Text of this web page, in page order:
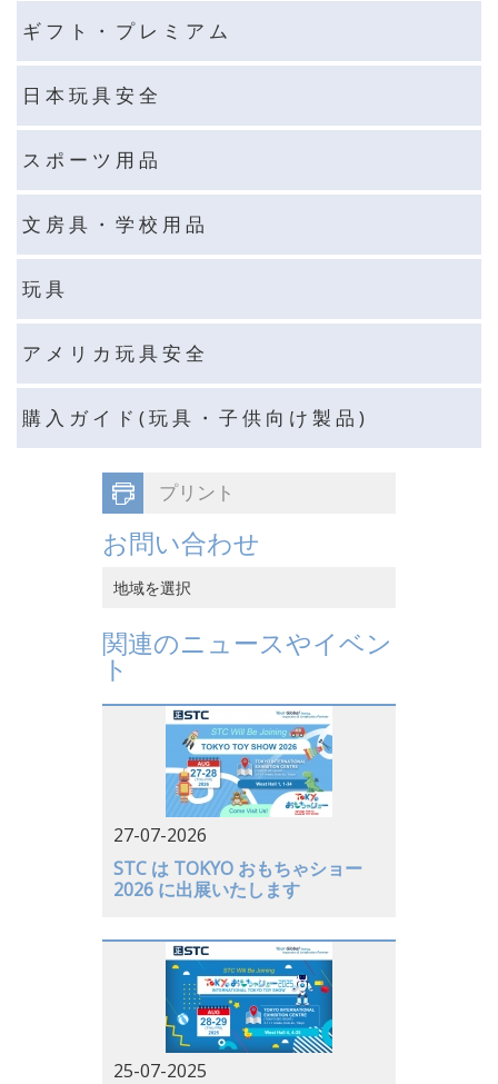
ギ フ ト ・ プ レ ミ ア ム
日 本 玩 具 安 全
ス ポ ー ツ 用 品
文 房 具 ・ 学 校 用 品
玩 具
ア メ リ カ 玩 具 安 全
購 入 ガ イ ド ( 玩 具 ・ 子 供 向 け 製 品 )
プリント
お問い合わせ
地域を選択
中国香港
中国本土
ベトナム
ドイツ
関連のニュースやイベン
ト
27-07-2026
STC は TOKYO おもちゃショー
2026 に出展いたします
25-07-2025